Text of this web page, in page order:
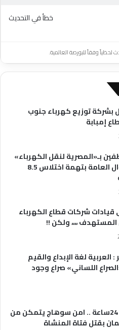
خطأ في التحديث
لحظياً وفقاً للبورصة العالمية.
توزيع كهرباء جنوب
إمبابة
5 موظفين بـ«المصرية لنقل الكهرباء»
لنيابة الأموال العامة بتهمة اختلاس 8.5
قيادات شركات قطاع الكهرباء
،،،، ولكن !!
العربية لغة الإبداع والقيم
اللساني» صراع وجود
في اقل من 24ساعة .. امن سوهاج يتمكن من
بقتل فتاة المنشاة